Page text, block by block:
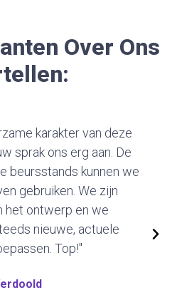
Over Ons
"Wij waren om
gekochte (basis)
konden breiden
diensten en de
inrichting. Voor
beursdeelname
zelfs wat